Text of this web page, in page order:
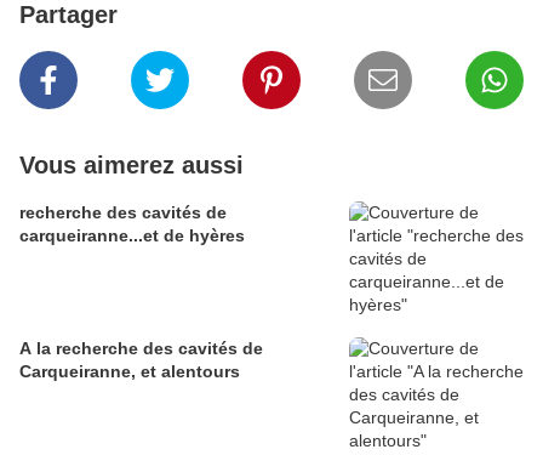
Partager
Vous aimerez aussi
recherche des cavités de
carqueiranne...et de hyères
A la recherche des cavités de
Carqueiranne, et alentours